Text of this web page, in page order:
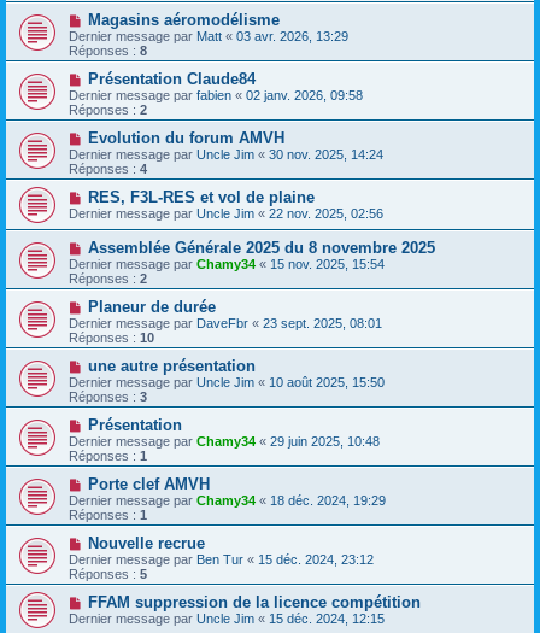
Magasins aéromodélisme
Dernier message par Matt « 03 avr. 2026, 13:29
Réponses : 8
Présentation Claude84
Dernier message par fabien « 02 janv. 2026, 09:58
Réponses : 2
Evolution du forum AMVH
Dernier message par Uncle Jim « 30 nov. 2025, 14:24
Réponses : 4
RES, F3L-RES et vol de plaine
Dernier message par Uncle Jim « 22 nov. 2025, 02:56
Assemblée Générale 2025 du 8 novembre 2025
Dernier message par Chamy34 « 15 nov. 2025, 15:54
Réponses : 2
Planeur de durée
Dernier message par DaveFbr « 23 sept. 2025, 08:01
Réponses : 10
une autre présentation
Dernier message par Uncle Jim « 10 août 2025, 15:50
Réponses : 3
Présentation
Dernier message par Chamy34 « 29 juin 2025, 10:48
Réponses : 1
Porte clef AMVH
Dernier message par Chamy34 « 18 déc. 2024, 19:29
Réponses : 1
Nouvelle recrue
Dernier message par Ben Tur « 15 déc. 2024, 23:12
Réponses : 5
FFAM suppression de la licence compétition
Dernier message par Uncle Jim « 15 déc. 2024, 12:15